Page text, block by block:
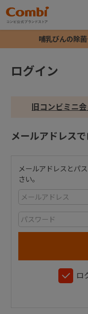
哺乳びんの除
ログイン
旧コンビミニ
メールアドレス
メールアドレスとパ
さい。
ロ